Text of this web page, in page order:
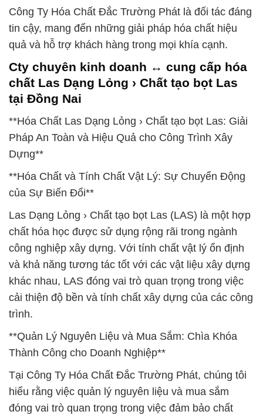
Công Ty Hóa Chất Đắc Trường Phát là đối tác đáng
tin cậy, mang đến những giải pháp hóa chất hiệu
quả và hỗ trợ khách hàng trong mọi khía cạnh.
Cty chuyên kinh doanh ↔ cung cấp hóa
chất Las Dạng Lỏng › Chất tạo bọt Las
tại Đồng Nai
**Hóa Chất Las Dạng Lỏng › Chất tạo bọt Las: Giải
Pháp An Toàn và Hiệu Quả cho Công Trình Xây
Dựng**
**Hóa Chất và Tính Chất Vật Lý: Sự Chuyển Động
của Sự Biến Đổi**
Las Dạng Lỏng › Chất tạo bọt Las (LAS) là một hợp
chất hóa học được sử dụng rộng rãi trong ngành
công nghiệp xây dựng. Với tính chất vật lý ổn định
và khả năng tương tác tốt với các vật liệu xây dựng
khác nhau, LAS đóng vai trò quan trọng trong việc
cải thiện độ bền và tính chất xây dựng của các công
trình.
**Quản Lý Nguyên Liệu và Mua Sắm: Chìa Khóa
Thành Công cho Doanh Nghiệp**
Tại Công Ty Hóa Chất Đắc Trường Phát, chúng tôi
hiểu rằng việc quản lý nguyên liệu và mua sắm
đóng vai trò quan trọng trong việc đảm bảo chất